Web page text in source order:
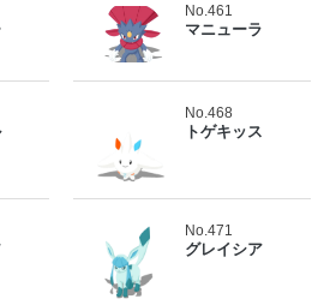
No.461
マニューラ
No.468
トゲキッス
No.471
グレイシア